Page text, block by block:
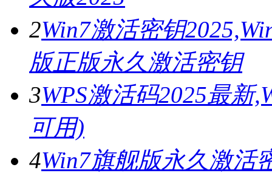
2Win7激活密钥
版正版永久激活密钥
3WPS激活码2025最新
可用)
4Win7旗舰版永久激活